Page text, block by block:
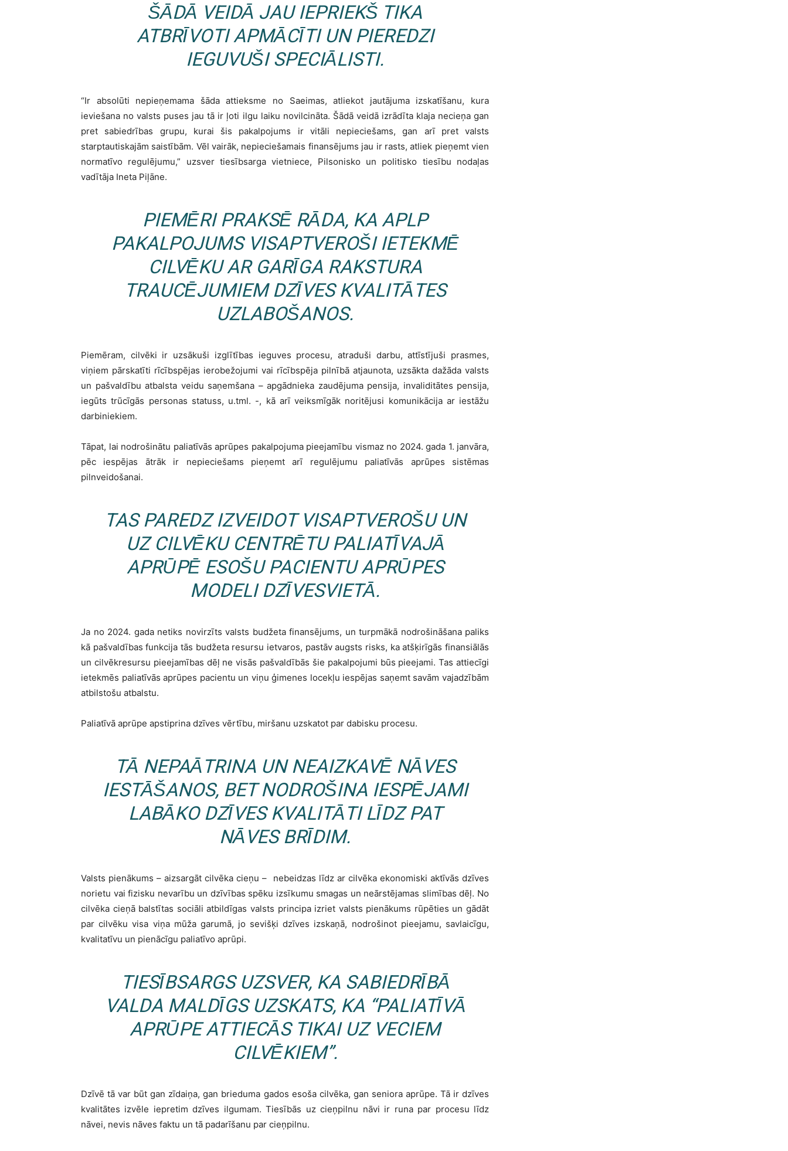
ŠĀDĀ VEIDĀ JAU IEPRIEKŠ TIKA
ATBRĪVOTI APMĀCĪTI UN PIEREDZI
IEGUVUŠI SPECIĀLISTI.
“Ir absolūti nepieņemama šāda attieksme no Saeimas, atliekot jautājuma izskatīšanu, kura
ieviešana no valsts puses jau tā ir ļoti ilgu laiku novilcināta. Šādā veidā izrādīta klaja necieņa gan
pret sabiedrības grupu, kurai šis pakalpojums ir vitāli nepieciešams, gan arī pret valsts
starptautiskajām saistībām. Vēl vairāk, nepieciešamais finansējums jau ir rasts, atliek pieņemt vien
normatīvo regulējumu,” uzsver tiesībsarga vietniece, Pilsonisko un politisko tiesību nodaļas
vadītāja Ineta Piļāne.
PIEMĒRI PRAKSĒ RĀDA, KA APLP
PAKALPOJUMS VISAPTVEROŠI IETEKMĒ
CILVĒKU AR GARĪGA RAKSTURA
TRAUCĒJUMIEM DZĪVES KVALITĀTES
UZLABOŠANOS.
Piemēram, cilvēki ir uzsākuši izglītības ieguves procesu, atraduši darbu, attīstījuši prasmes,
viņiem pārskatīti rīcībspējas ierobežojumi vai rīcībspēja pilnībā atjaunota, uzsākta dažāda valsts
un pašvaldību atbalsta veidu saņemšana – apgādnieka zaudējuma pensija, invaliditātes pensija,
iegūts trūcīgās personas statuss, u.tml. -, kā arī veiksmīgāk noritējusi komunikācija ar iestāžu
darbiniekiem.
Tāpat, lai nodrošinātu paliatīvās aprūpes pakalpojuma pieejamību vismaz no 2024. gada 1. janvāra,
pēc iespējas ātrāk ir nepieciešams pieņemt arī regulējumu paliatīvās aprūpes sistēmas
pilnveidošanai.
TAS PAREDZ IZVEIDOT VISAPTVEROŠU UN
UZ CILVĒKU CENTRĒTU PALIATĪVAJĀ
APRŪPĒ ESOŠU PACIENTU APRŪPES
MODELI DZĪVESVIETĀ.
Ja no 2024. gada netiks novirzīts valsts budžeta finansējums, un turpmākā nodrošināšana paliks
kā pašvaldības funkcija tās budžeta resursu ietvaros, pastāv augsts risks, ka atšķirīgās finansiālās
un cilvēkresursu pieejamības dēļ ne visās pašvaldībās šie pakalpojumi būs pieejami. Tas attiecīgi
ietekmēs paliatīvās aprūpes pacientu un viņu ģimenes locekļu iespējas saņemt savām vajadzībām
atbilstošu atbalstu.
Paliatīvā aprūpe apstiprina dzīves vērtību, miršanu uzskatot par dabisku procesu.
TĀ NEPAĀTRINA UN NEAIZKAVĒ NĀVES
IESTĀŠANOS, BET NODROŠINA IESPĒJAMI
LABĀKO DZĪVES KVALITĀTI LĪDZ PAT
NĀVES BRĪDIM.
Valsts pienākums – aizsargāt cilvēka cieņu – nebeidzas līdz ar cilvēka ekonomiski aktīvās dzīves
norietu vai fizisku nevarību un dzīvības spēku izsīkumu smagas un neārstējamas slimības dēļ. No
cilvēka cieņā balstītas sociāli atbildīgas valsts principa izriet valsts pienākums rūpēties un gādāt
par cilvēku visa viņa mūža garumā, jo sevišķi dzīves izskaņā, nodrošinot pieejamu, savlaicīgu,
kvalitatīvu un pienācīgu paliatīvo aprūpi.
TIESĪBSARGS UZSVER, KA SABIEDRĪBĀ
VALDA MALDĪGS UZSKATS, KA “PALIATĪVĀ
APRŪPE ATTIECĀS TIKAI UZ VECIEM
CILVĒKIEM”.
Dzīvē tā var būt gan zīdaiņa, gan brieduma gados esoša cilvēka, gan seniora aprūpe. Tā ir dzīves
kvalitātes izvēle iepretim dzīves ilgumam. Tiesībās uz cieņpilnu nāvi ir runa par procesu līdz
nāvei, nevis nāves faktu un tā padarīšanu par cieņpilnu.